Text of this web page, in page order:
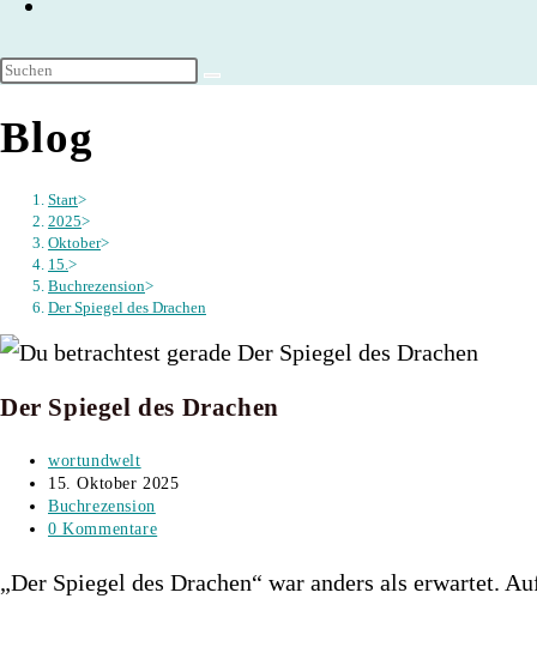
umschalten
Blog
Start>
2025>
Oktober>
15. >
Buchrezension>
Der Spiegel des Drachen
Der Spiegel des Drachen
Beitrags-
Autor:
wortundwelt
Beitrag
veröffentlicht:
15. Oktober 2025
Beitrags-
Kategorie:
Buchrezension
Beitrags-
0 Kommentare
„Der Spiegel des Drachen“ war anders als erwartet.